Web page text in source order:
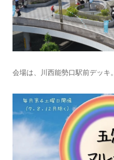
会場は、川西能勢口駅前デッキ。